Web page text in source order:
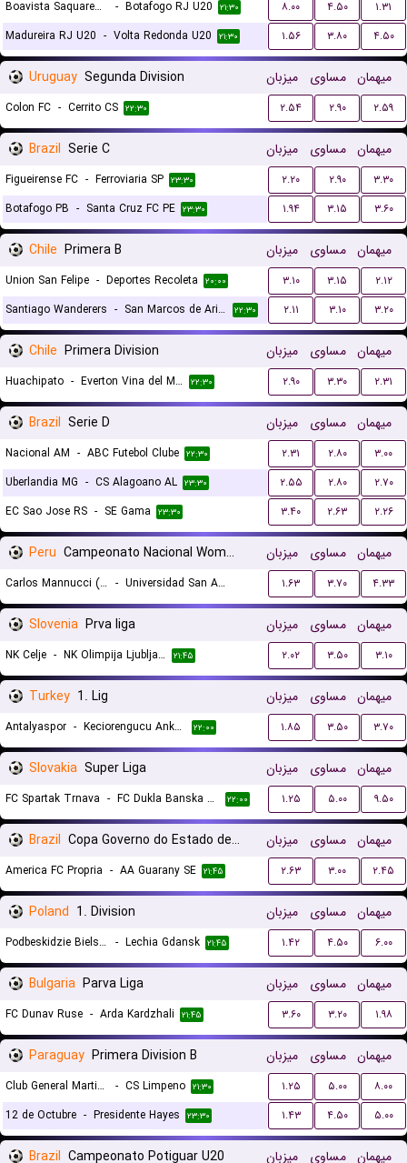
Boavista Saquarema RJ U20 - Botafogo RJ U20 ۲۱:۳۰ ۸.۰۰ ۴.۵۰
۱.۳۱
Madureira RJ U20 - Volta Redonda U20 ۲۱:۳۰ ۱.۵۶ ۳.۸۰ ۴.۵۰
Uruguay Segunda Division میزبان مساوی میهمان
Colon FC - Cerrito CS ۲۲:۳۰ ۲.۵۴ ۲.۹۰ ۲.۵۹
Brazil Serie C میزبان مساوی میهمان
Figueirense FC - Ferroviaria SP ۲۳:۳۰ ۲.۲۰ ۲.۹۰
۳.۳۰
Botafogo PB - Santa Cruz FC PE ۲۳:۳۰ ۱.۹۴ ۳.۱۵ ۳.۶۰
Chile Primera B میزبان مساوی میهمان
Union San Felipe - Deportes Recoleta ۲۰:۰۰ ۳.۱۰ ۳.۱۵
۲.۱۲
Santiago Wanderers - San Marcos de Arica ۲۲:۳۰ ۲.۱۱ ۳.۱۰ ۳.۲۰
Chile Primera Division میزبان مساوی میهمان
Huachipato - Everton Vina del Mar ۲۲:۳۰ ۲.۹۰ ۳.۳۰ ۲.۳۱
Brazil Serie D میزبان مساوی میهمان
Nacional AM - ABC Futebol Clube ۲۲:۳۰ ۲.۳۱ ۲.۸۰
۳.۰۰
Uberlandia MG - CS Alagoano AL ۲۳:۳۰ ۲.۵۵ ۲.۸۰
۲.۷۰
EC Sao Jose RS - SE Gama ۲۳:۳۰ ۳.۴۰ ۲.۶۳ ۲.۲۶
Peru Campeonato Nacional Women میزبان مساوی میهمان
Carlos Mannucci (W) - Universidad San Antonio Abad del Cusco (W)
۲۳:۴۵
۱.۶۳ ۳.۷۰ ۴.۳۳
Slovenia Prva liga میزبان مساوی میهمان
NK Celje - NK Olimpija Ljubljana ۲۱:۴۵ ۲.۰۲ ۳.۵۰ ۳.۱۰
Turkey 1. Lig میزبان مساوی میهمان
Antalyaspor - Keciorengucu Ankara ۲۲:۰۰ ۱.۸۵ ۳.۵۰ ۳.۷۰
Slovakia Super Liga میزبان مساوی میهمان
FC Spartak Trnava - FC Dukla Banska Bystrica ۲۲:۰۰ ۱.۲۵ ۵.۰۰ ۹.۵۰
Brazil Copa Governo do Estado de Sergipe میزبان مساوی میهمان
America FC Propria - AA Guarany SE ۲۱:۴۵ ۲.۶۳ ۳.۰۰ ۲.۴۵
Poland 1. Division میزبان مساوی میهمان
Podbeskidzie Bielsko-Biala - Lechia Gdansk ۲۱:۴۵ ۱.۴۲ ۴.۵۰ ۶.۰۰
Bulgaria Parva Liga میزبان مساوی میهمان
FC Dunav Ruse - Arda Kardzhali ۲۱:۴۵ ۳.۶۰ ۳.۲۰ ۱.۹۸
Paraguay Primera Division B میزبان مساوی میهمان
Club General Martin Ledesma - CS Limpeno ۲۱:۳۰ ۱.۲۵ ۵.۰۰
۸.۰۰
12 de Octubre - Presidente Hayes ۲۳:۳۰ ۱.۴۳ ۴.۵۰ ۵.۰۰
Brazil Campeonato Potiguar U20 میزبان مساوی میهمان